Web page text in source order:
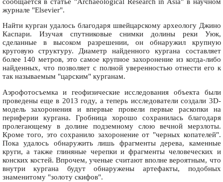
журнале "Elsevier".
Найти курган удалось благодаря швейцарскому археологу Джино
Каспари. Изучая спутниковые снимки долины реки Уюк,
сделанные в высоком разрешении, он обнаружил крупную
круговую структуру. Диаметр найденного кургана составляет
более 140 метров, это самое крупное захоронение из когда-либо
найденных, что позволяет с полной уверенностью отнести его к
так называемым "царским" курганам.
Аэрофотосъемка и геофизические исследования объекта были
проведены еще в 2013 году, а теперь исследователи создали 3D-
модель захоронения и впервые провели первые раскопки на
периферии кургана. Гробница хорошо сохранилась благодаря
пролегающему в долине подземному слою вечной мерзлоты.
Кроме того, это сохранило захоронение от "черных копателей".
Пока удалось обнаружить лишь фрагменты дерева, каменные
круги, а также глиняные черепки и фрагменты человеческих и
конских костей. Впрочем, ученые считают вполне вероятным, что
внутри кургана будут обнаружены артефакты, подобных
знаменитому "золоту скифов".